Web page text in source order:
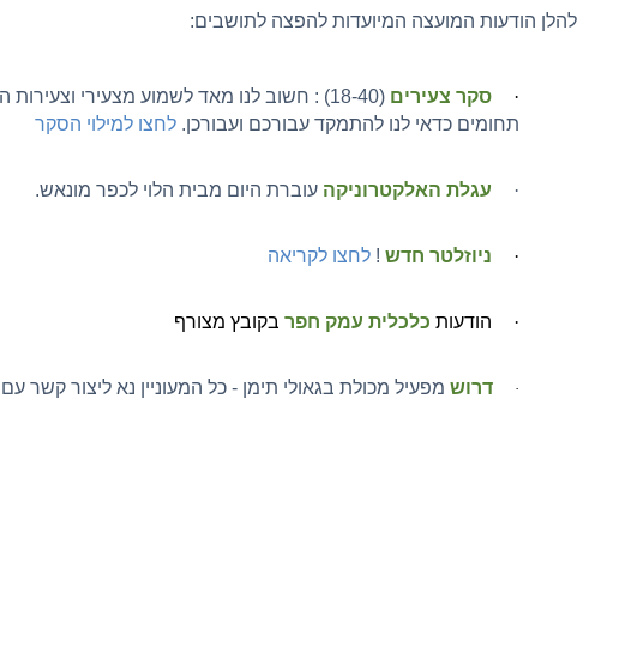
להלן הודעות המועצה המיועדות להפצה לתושבים:
· סקר צעירים
(18-40) : חשוב לנו מאד לשמוע מצעירי
תחומים כדאי לנו להתמקד עבורכם ועבורכן. לחצו למילוי הסקר
· עגלת האלקטרוניקה עוברת היום מבית הלוי לכפר מונאש.
· ניוזלטר חדש !לחצו לקריאה
· הודעות כלכלית עמק חפר בקובץ מצורף
· דרוש מפעיל מכולת בגאולי תימן - כל המעוניין נא ליצור קשר